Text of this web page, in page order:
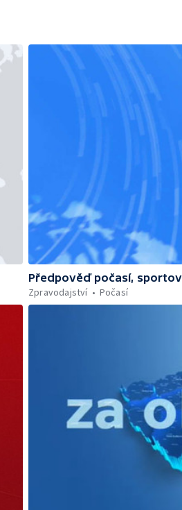
Předpověď počasí,
Zpravodajství
Počasí